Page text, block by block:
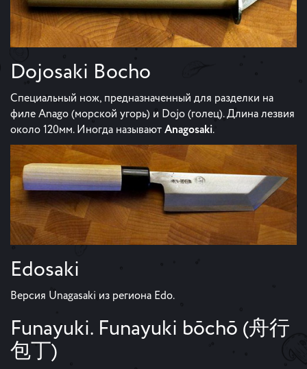
Dojosaki Bocho
Специальный нож, предназначенный для разделки на
филе Anago (морской угорь) и Dojo (голец). Длина лезвия
около 120мм. Иногда называютAnagosaki.
Edosaki
Версия Unagasaki из региона Edo.
Funayuki. Funayuki bōchō (舟行
包丁)